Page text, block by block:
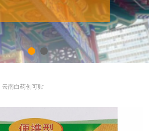
云南白药创可贴